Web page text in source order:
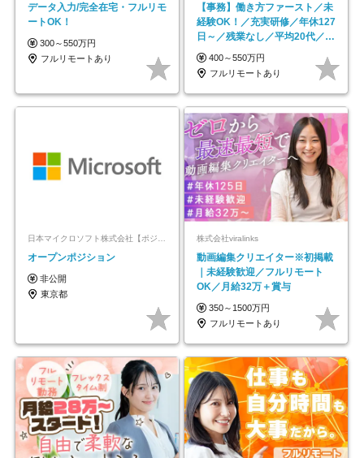
データ入力/完全在宅・フルリモ
ートOK！
300～550万円
フルリモートあり
【事務】働き方ファースト／未
経験OK！／充実研修／年休127
日～／残業なし／平均20代／リ
モートOK
400～550万円
フルリモートあり
日本マイクロソフト株式会社【ポジションマッチ登録】
オープンポジション
非公開
東京都
株式会社viralinks
動画編集クリエイター※初掲載
｜未経験歓迎／フルリモート
OK／月給32万＋賞与
350～1500万円
フルリモートあり